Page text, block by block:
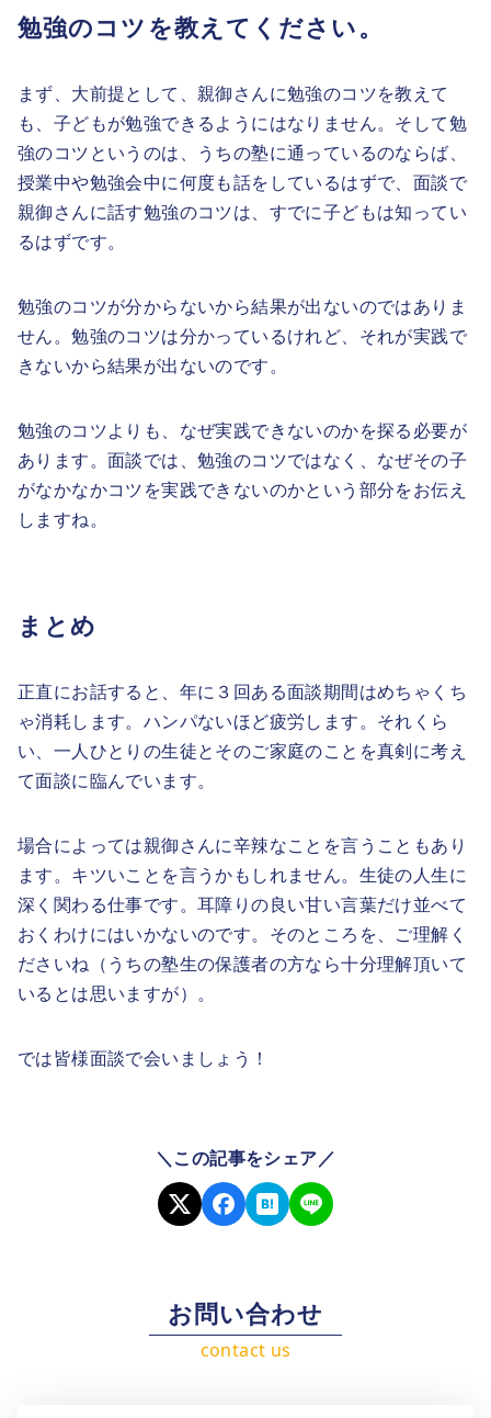
勉強のコツを教えてください。
まず、大前提として、親御さんに勉強のコツを教えて
も、子どもが勉強できるようにはなりません。そして勉
強のコツというのは、うちの塾に通っているのならば、
授業中や勉強会中に何度も話をしているはずで、面談で
親御さんに話す勉強のコツは、すでに子どもは知ってい
るはずです。
勉強のコツが分からないから結果が出ないのではありま
せん。勉強のコツは分かっているけれど、それが実践で
きないから結果が出ないのです。
勉強のコツよりも、なぜ実践できないのかを探る必要が
あります。面談では、勉強のコツではなく、なぜその子
がなかなかコツを実践できないのかという部分をお伝え
しますね。
まとめ
正直にお話すると、年に３回ある面談期間はめちゃくち
ゃ消耗します。ハンパないほど疲労します。それくら
い、一人ひとりの生徒とそのご家庭のことを真剣に考え
て面談に臨んでいます。
場合によっては親御さんに辛辣なことを言うこともあり
ます。キツいことを言うかもしれません。生徒の人生に
深く関わる仕事です。耳障りの良い甘い言葉だけ並べて
おくわけにはいかないのです。そのところを、ご理解く
ださいね（うちの塾生の保護者の方なら十分理解頂いて
いるとは思いますが）。
では皆様面談で会いましょう！
＼この記事をシェア／
お問い合わせ